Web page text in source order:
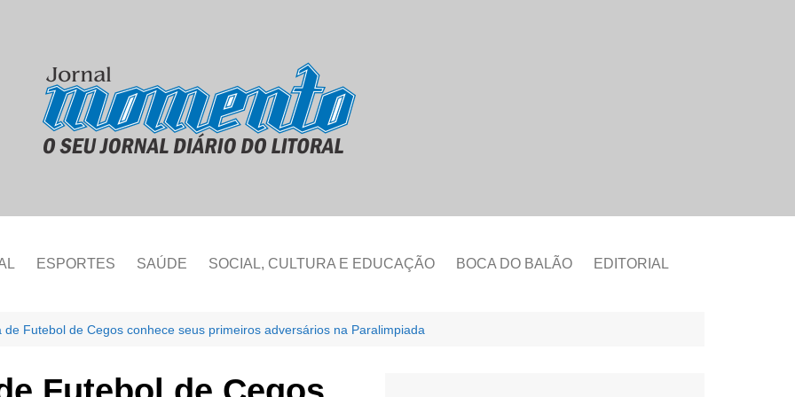
ESPORTES SAÚDE SOCIAL, CULTURA E EDUCAÇÃO BOCA DO BALÃO EDITORIAL
de Futebol de Cegos conhece seus primeiros adversários na Paralimpiada